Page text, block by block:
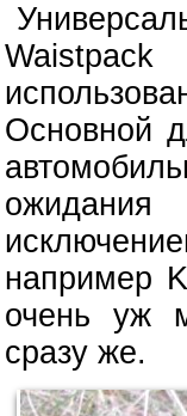
Основной
например
очень уж
сразу же.